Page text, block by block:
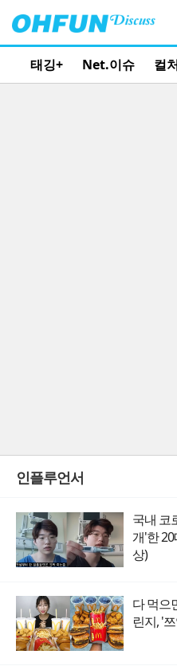
태깅+ Net.이슈 컬
인플루언서
국내 코
개'한
상)
다 먹으
린지, '